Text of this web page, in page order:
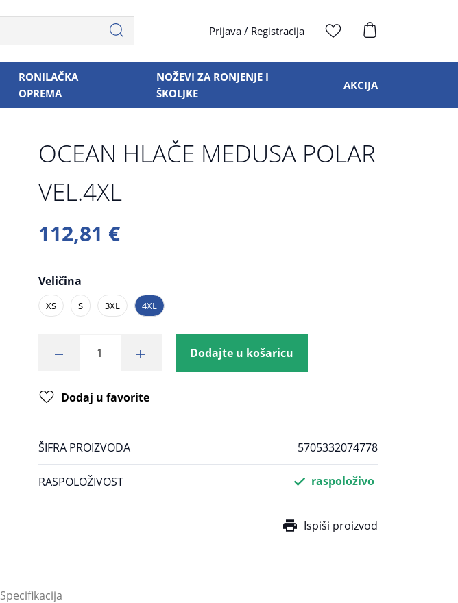
Prijava / Registracija
RONILAČKA
OPREMA
NOŽEVI ZA RONJENJE I
ŠKOLJKE
AKCIJA
OCEAN HLAČE MEDUSA POLAR
VEL.4XL
112,81 €
Veličina
XS S 3XL 4XL
Dodajte u košaricu
Dodaj u favorite
ŠIFRA PROIZVODA 5705332074778
RASPOLOŽIVOST raspoloživo
Ispiši proizvod
Specifikacija